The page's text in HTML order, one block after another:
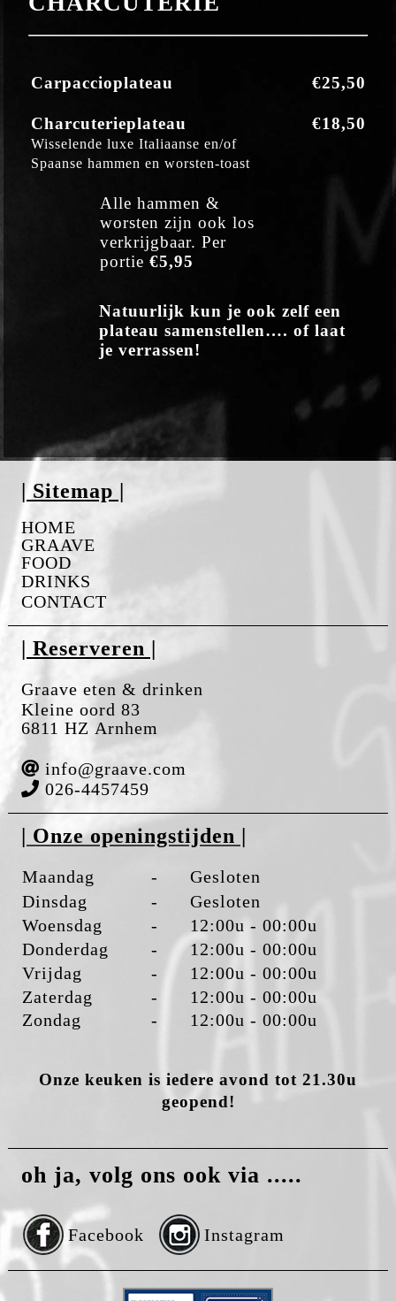
Carpaccioplateau €25,50
Charcuterieplateau
Wisselende luxe Italiaanse en/of
Spaanse hammen en worsten-toast
€18,50
Alle hammen &
worsten zijn ook los
verkrijgbaar. Per
portie€5,95
Natuurlijk kun je ook zelf een
plateau samenstellen…. of laat
je verrassen!
| Sitemap |
HOME
GRAAVE
FOOD
DRINKS
CONTACT
| Reserveren |
Graave eten & drinken
Kleine oord 83
6811 HZ Arnhem
info@graave.com
026-4457459
| Onze openingstijden |
Maandag -
Gesloten
Dinsdag
-
Gesloten
Woensdag
-
12:00u - 00:00u
Donderdag
-
12:00u - 00:00u
Vrijdag
-
12:00u - 00:00u
Zaterdag
-
12:00u - 00:00u
Zondag
- 12:00u - 00:00u
Onze keuken is iedere avond tot 21.30u
geopend!
oh ja, volg ons ook via .....
Facebook Instagram